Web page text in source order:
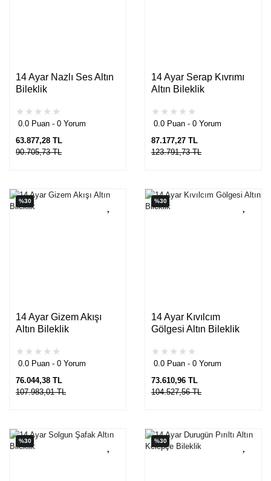
14 Ayar Nazlı Ses Altın
Bileklik
0.0 Puan - 0 Yorum
63.877,28 TL
90.705,73 TL
14 Ayar Serap Kıvrımı
Altın Bileklik
0.0 Puan - 0 Yorum
87.177,27 TL
123.791,73 TL
%30
14 Ayar Gizem Akışı
Altın Bileklik
0.0 Puan - 0 Yorum
76.044,38 TL
107.983,01 TL
%30
14 Ayar Kıvılcım
Gölgesi Altın Bileklik
0.0 Puan - 0 Yorum
73.610,96 TL
104.527,56 TL
%30 %30